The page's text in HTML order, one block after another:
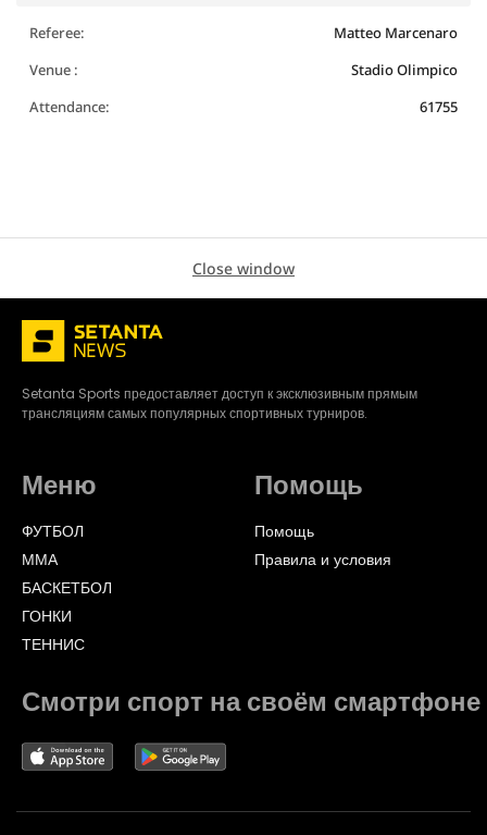
Referee:
Matteo Marcenaro
Venue :
Stadio Olimpico
Attendance:
61755
Close window
Setanta Sports предоставляет доступ к эксклюзивным прямым
трансляциям самых популярных спортивных турниров.
Меню
ФУТБОЛ
ММА
БАСКЕТБОЛ
ГОНКИ
ТЕННИС
Помощь
Помощь
Правила и условия
Смотри спорт на своём смартфоне